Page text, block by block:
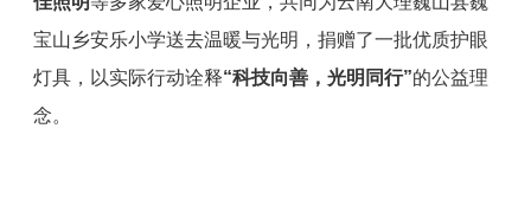
宝山乡安乐小学送去温暖与光明，捐赠了一批优质护眼
灯具，以实际行动诠释“科技向善，光明同行”的公益理
念。